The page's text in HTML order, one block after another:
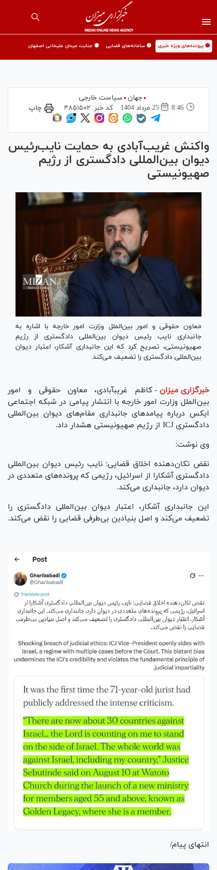
🟡 پرونده‌های ویژه خبری 🟡 سامانه‌های قضایی 🟡 جنایت میدان علیخانی اصفهان
جهان
سیاست خارجی
8:46
25 مرداد 1404 کد خبر: ۴۸۵۱۵۰۲ چاپ
واکنش غریب‌آبادی به حمایت نایب‌رئیس
دیوان بین‌المللی دادگستری از رژیم
صهیونیستی
معاون حقوقی و امور بین‌الملل وزارت امور خارجه با اشاره به
جانبداری نایب رئیس دیوان بین‌المللی دادگستری از رژیم
صهیونیستی، تصریح کرد که این جانبداری آشکار، اعتبار دیوان
بین‌المللی دادگستری را تضعیف می‌کند.
خبرگزاری میزان -
کاظم غریب‎آبادی، معاون حقوقی و امور
بین‌الملل وزارت امور خارجه با انتشار پیامی در شبکه اجتماعی
ایکس درباره پیامدهای جانبداری مقام‌های دیوان بین‌المللی
دادگستری ICJ از رژیم صهیونیستی هشدار داد.
وی نوشت:
نقض تکان‌دهنده اخلاق قضایی: نایب رئیس دیوان بین‌المللی
دادگستری آشکارا از اسرائیل، رژیمی که پرونده‌های متعددی در
دیوان دارد، جانبداری می‌کند.
این جانبداری آشکار، اعتبار دیوان بین‌المللی دادگستری را
تضعیف می‌کند و اصل بنیادین بی‌طرفی قضایی را نقض می‌کند.
انتهای پیام/